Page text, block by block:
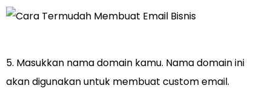
5. Masukkan nama domain kamu. Nama domain ini
akan digunakan untuk membuat custom email.